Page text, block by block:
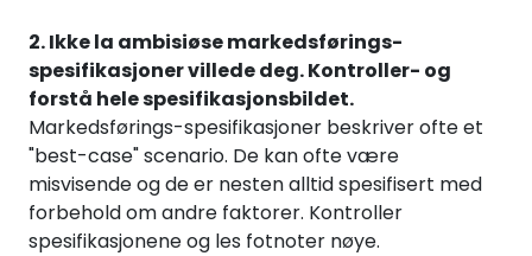
2. Ikke la ambisiøse markedsførings-
spesifikasjoner villede deg. Kontroller- og
forstå hele spesifikasjonsbildet.
Markedsførings-spesifikasjoner beskriver ofte et
"best-case" scenario. De kan ofte være
misvisende og de er nesten alltid spesifisert med
forbehold om andre faktorer. Kontroller
spesifikasjonene og les fotnoter nøye.